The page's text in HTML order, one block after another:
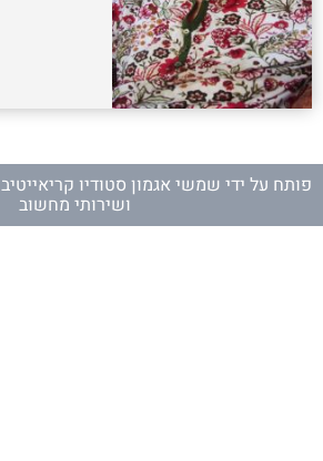
פותח על ידי שמשי אגמון סטודיו קריאייטיב
ושירותי מחשוב